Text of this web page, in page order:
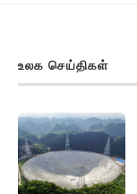
உலக செய்திகள்